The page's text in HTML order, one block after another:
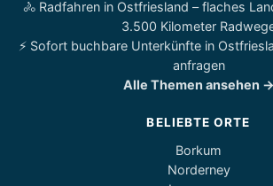
🚴 Radfahren in Ostfriesland – flaches
3.500 Kilometer
⚡ Sofort buchbare Unterkünfte in
anfragen
Alle Themen ansehen →
BELIEBTE ORTE
Borkum
Norderney